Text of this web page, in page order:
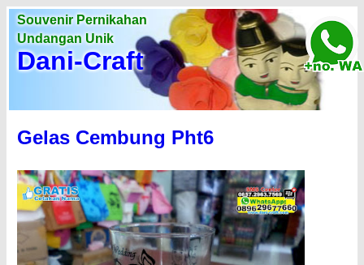
Souvenir Pernikahan
Undangan Unik
Dani-Craft
Gelas Cembung Pht6